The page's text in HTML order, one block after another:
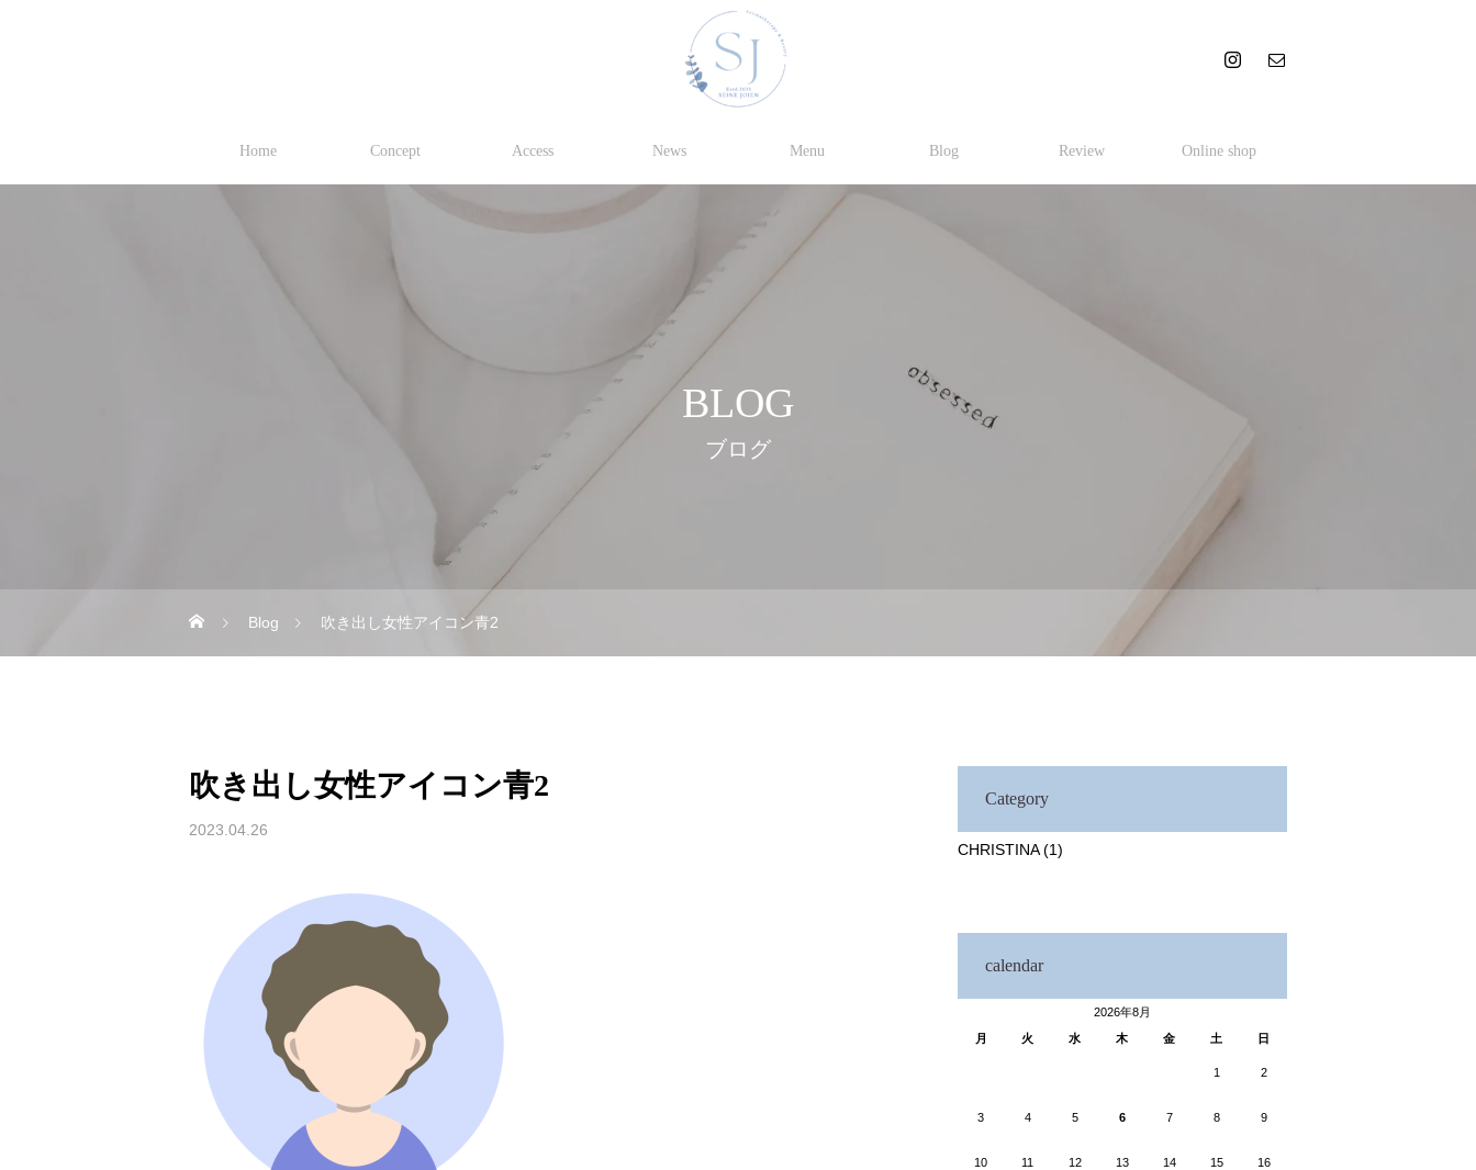
Home Concept Access News Menu Blog Review Online shop
BLOG
ブログ
Blog 吹き出し女性アイコン青2
吹き出し女性アイコン青2
2023.04.26
Category
CHRISTINA(1)
calendar
2026年8月
月
火 水 木 金 土 日
1 2
3 4 5 6 7 8 9
10 11 12 13 14 15 16